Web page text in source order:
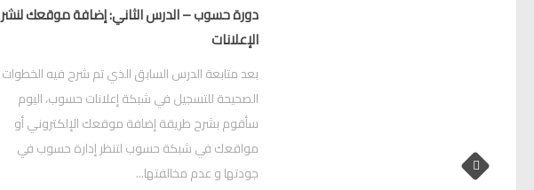
دورة حسوب – الدرس الثاني: إضافة موقعك لنشر
الإعلانات
بعد متابعة الدرس السابق الذي تم شرح فيه الخطوات
الصحيحة للتسجيل في شبكة إعلانات حسوب، اليوم
سأقوم بشرح طريقة إضافة موقعك الإلكتروني أو
مواقعك في شبكة حسوب لتنظر إدارة حسوب في
جودتها و عدم مخالفتها...